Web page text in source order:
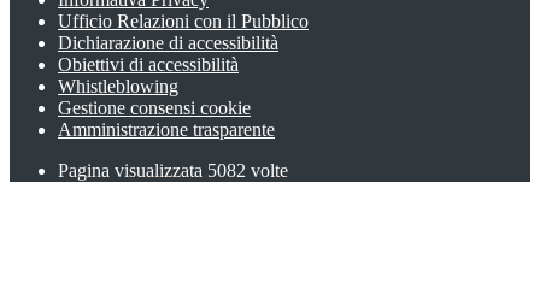
Ufficio Relazioni con il Pubblico
Dichiarazione di accessibilità
Obiettivi di accessibilità
Whistleblowing
Gestione consensi cookie
Amministrazione trasparente
Pagina visualizzata 5082 volte